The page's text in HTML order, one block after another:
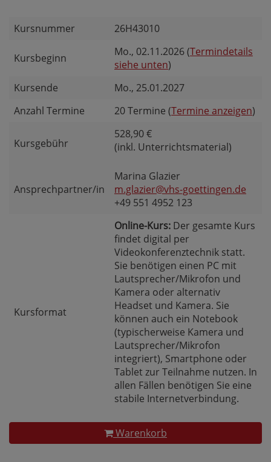
Kursnummer 26H43010
Kursbeginn Mo., 02.11.2026 (Termindetails
siehe unten)
Kursende
Mo., 25.01.2027
Anzahl Termine
20 Termine (Termine anzeigen)
Kursgebühr
528,90 €
(inkl. Unterrichtsmaterial)
Ansprechpartner/in
Marina Glazier
m.glazier@vhs-goettingen.de
+49 551 4952 123
Kursformat
Online-Kurs: Der gesamte Kurs
findet digital per
Videokonferenztechnik statt.
Sie benötigen einen PC mit
Lautsprecher/Mikrofon und
Kamera oder alternativ
Headset und Kamera. Sie
können auch ein Notebook
(typischerweise Kamera und
Lautsprecher/Mikrofon
integriert), Smartphone oder
Tablet zur Teilnahme nutzen. In
allen Fällen benötigen Sie eine
stabile Internetverbindung.
Warenkorb